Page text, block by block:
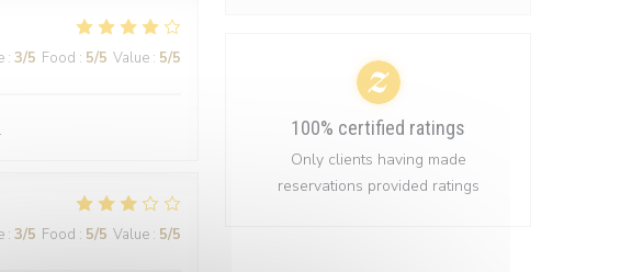
: 3/5 Food : 5/5 Value : 5/5
: 3/5 Food : 5/5 Value : 5/5
100% certified ratings
Only clients having made
reservations provided ratings